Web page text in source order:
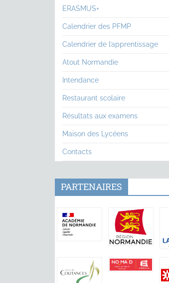
ERASMUS+
Calendrier des PFMP
Calendrier de l’apprentissage
Atout Normandie
Intendance
Restaurant scolaire
Résultats aux examens
Maison des Lycéens
Contacts
PARTENAIRES